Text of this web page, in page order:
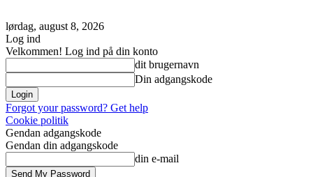
lørdag, august 8, 2026
Log ind
Velkommen! Log ind på din konto
dit brugernavn
Din adgangskode
Forgot your password? Get help
Cookie politik
Gendan adgangskode
Gendan din adgangskode
din e-mail